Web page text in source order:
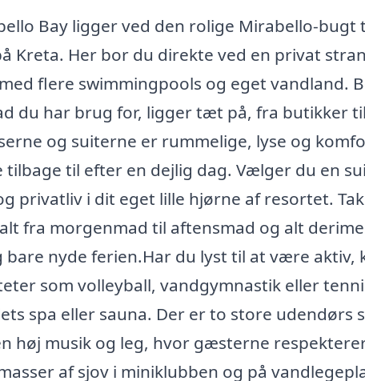
Bay ligger ved den rolige Mirabello-
Kreta. Her bor du direkte ved en privat
flere swimmingpools og eget vandland.
du har brug for, ligger tæt på, fra butikker
og suiterne er rummelige, lyse og
tilbage til efter en dejlig dag. Vælger du en
privatliv i dit eget lille hjørne af resortet.
fra morgenmad til aftensmad og alt
bare nyde ferien.Har du lyst til at være aktiv,
som volleyball, vandgymnastik eller
spa eller sauna. Der er to store udendørs
høj musik og leg, hvor gæsterne
af sjov i miniklubben og på